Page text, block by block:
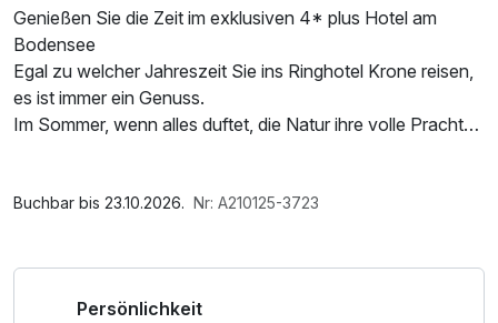
Genießen Sie die Zeit im exklusiven 4* plus Hotel am
Bodensee
Egal zu welcher Jahreszeit Sie ins Ringhotel Krone reisen,
es ist immer ein Genuss.
Im Sommer, wenn alles duftet, die Natur ihre volle Pracht
Im Herbst und Winter, wenn Sie die Zeit im schönen
Fahrradfahren & Tennisspielen oder mit Schifffahren &
1 x Welcome Drink, Saunabenutzung, Saunatuch,
Internetnutzung, Nutzung Öffentliches Internetterminal,
Buchbar bis 23.10.2026. Nr: A210125-3723
Persönlichkeit